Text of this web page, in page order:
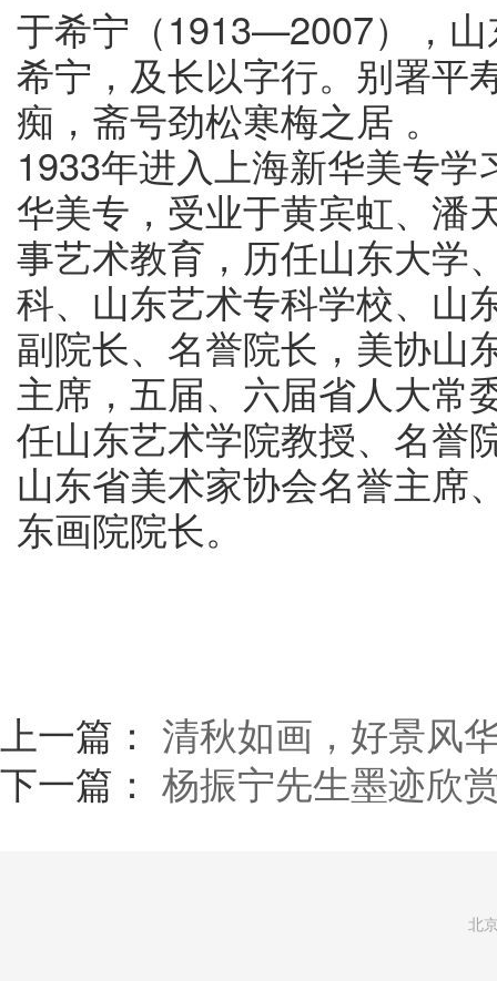
于希宁（1913—2007），
希宁，及长以字行。别署平
痴，斋号劲松寒梅之居 。
1933年进入上海新华美专
华美专，受业于黄宾虹、潘
事艺术教育，历任山东大学
科、山东艺术专科学校、山
副院长、名誉院长，美协山
主席，五届、六届省人大常
任山东艺术学院教授、名誉
山东省美术家协会名誉主席
东画院院长。
上一篇： 清秋如画，好景风
下一篇： 杨振宁先生墨迹欣
北